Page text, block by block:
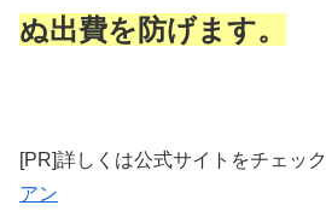
ぬ出費を防げます。
[PR]詳しくは公式サイトをチェッ
アン